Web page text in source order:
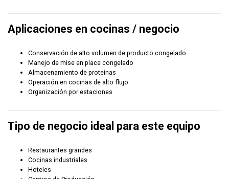
Aplicaciones en cocinas / negocio
Conservación de alto volumen de producto congelado
Manejo de mise en place congelado
Almacenamiento de proteínas
Operación en cocinas de alto flujo
Organización por estaciones
Tipo de negocio ideal para este equipo
Restaurantes grandes
Cocinas industriales
Hoteles